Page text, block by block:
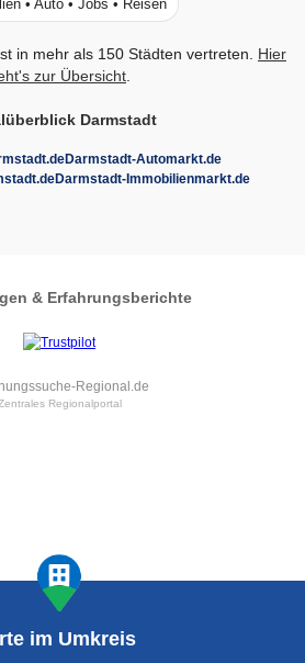
• Auto • Jobs • Reisen
in mehr als 150 Städten vertreten. Hier
zur Übersicht.
Darmstadt
Darmstadt-Automarkt.de
Darmstadt-Immobilienmarkt.de
& Erfahrungsberichte
Regional.de
Zentrales Regionalportal
im Umkreis